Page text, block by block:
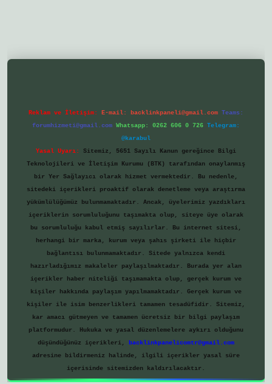
Reklam ve İletişim: E-mail: backlinkpaneli@gmail.com Teams:
forumhizmeti@gmail.com Whatsapp: 0262 606 0 726 Telegram:
@karabul
Yasal Uyarı:
Sitemiz, 5651 Sayılı Kanun gereğince Bilgi
Teknolojileri ve İletişim Kurumu (BTK) tarafından onaylanmış
bir Yer Sağlayıcı olarak hizmet vermektedir. Bu nedenle,
sitedeki içerikleri proaktif olarak denetleme veya araştırma
yükümlülüğümüz bulunmamaktadır. Ancak, üyelerimiz yazdıkları
içeriklerin sorumluluğunu taşımakta olup, siteye üye olarak
bu sorumluluğu kabul etmiş sayılırlar. Bu internet sitesi,
herhangi bir marka, kurum veya şahıs şirketi ile hiçbir
bağlantısı bulunmamaktadır. Sitede yalnızca kendi
hazırladığımız makaleler paylaşılmaktadır. Burada yer alan
içerikler haber niteliği taşımamakta olup, gerçek kurum ve
kişiler hakkında paylaşım yapılmamaktadır. Gerçek kurum ve
kişiler ile isim benzerlikleri tamamen tesadüfidir. Sitemiz,
kar amacı gütmeyen ve tamamen ücretsiz bir bilgi paylaşım
platformudur. Hukuka ve yasal düzenlemelere aykırı olduğunu
düşündüğünüz içerikleri,
backlinkpanelicomtr@gmail.com
adresine bildirmeniz halinde, ilgili içerikler yasal süre
içerisinde sitemizden kaldırılacaktır.